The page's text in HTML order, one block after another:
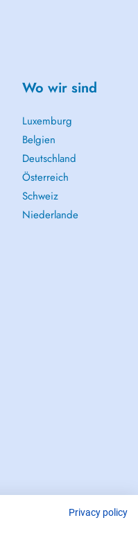
Wo wir sind
Luxemburg
Belgien
Deutschland
Österreich
Schweiz
Niederlande
Privacy policy